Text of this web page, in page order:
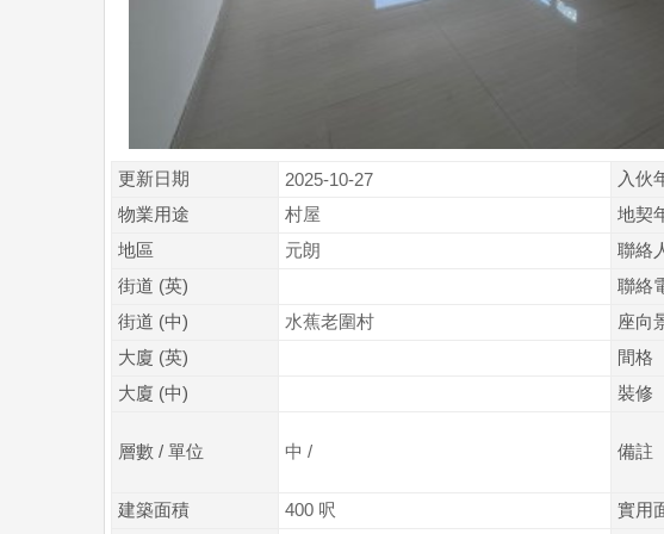
更新日期 2025-10-27
入伙
物業用途
村屋
地契
地區
元朗 聯絡
街道 (英)
聯絡
街道 (中)
水蕉老圍村
座向
大廈 (英)
間格
大廈 (中)
裝修
層數 / 單位 中 / 備註
建築面積
400 呎 實用